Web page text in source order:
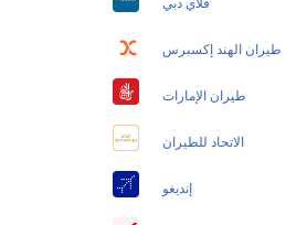
طيران الهند إكسبرس
طيران الإمارات
الاتحاد للطيران
إنديغو